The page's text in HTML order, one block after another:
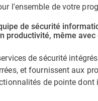
l'ensemble de votre
de sécurité
productivité, même
de sécurité
et fournissent aux
de pointe dont